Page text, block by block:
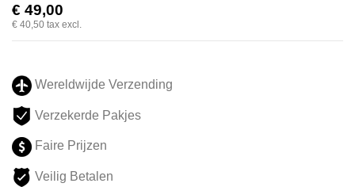
€ 49,00
€ 40,50 tax excl.
Wereldwijde Verzending
Verzekerde Pakjes
Faire Prijzen
Veilig Betalen